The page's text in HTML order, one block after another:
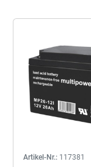
Artikel-Nr.: 117381